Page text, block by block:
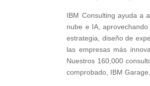
IBM Consulting ayuda a
nube e IA,
estrategia, diseño de
las empresas más
Nuestros 160,000
comprobado, IBM